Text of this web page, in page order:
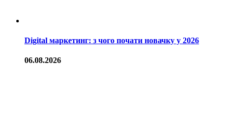
Digital маркетинг: з чого почати новачку у 2026
06.08.2026